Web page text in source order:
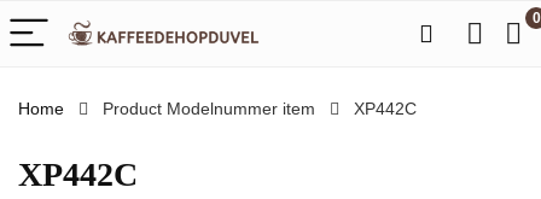
0
Home Product Modelnummer item ‎XP442C
‎XP442C